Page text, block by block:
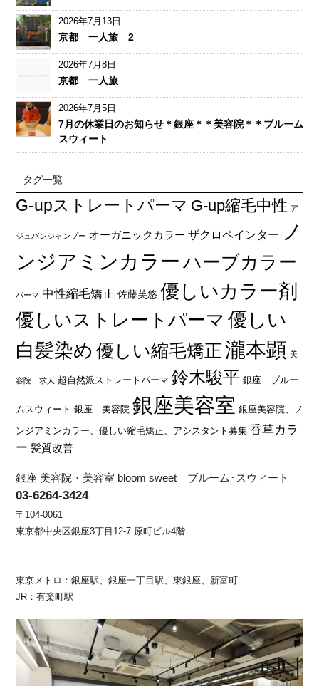
2026年7月13日
京都 一人旅 2
2026年7月8日
京都 一人旅
2026年7月5日
7月の休業日のお知らせ＊銀座＊＊美容院＊＊ブルーム
スウィート
タグ一覧
G-upストレートパーマ G-up縮毛中性 ア
ジュバンシャンプー オーガニックカラー ザクロペインター
ノ
ンジアミンカラー ハーブカラー
パーマ 中性縮毛矯正 佐藤芙悠 優しいカラー剤
優しいストレートパーマ 優しい
白髪染め 優しい縮毛矯正 瀧本顕 美
容院 求人 超自然派ストレートパーマ 鈴木駿平 銀座 ブルー
ムスウィート 銀座 美容院 銀座美容室 銀座美容院、ノ
ンジアミンカラー、優しい縮毛矯正、アシスタント募集 香草カラ
ー 髪質改善
銀座 美容院・美容室 bloom sweet｜ブルーム･スウィート
03-6264-3424
〒104-0061
東京都中央区銀座3丁目12-7 原町ビル4階
東京メトロ：銀座駅、銀座一丁目駅、東銀座、新富町
JR：有楽町駅